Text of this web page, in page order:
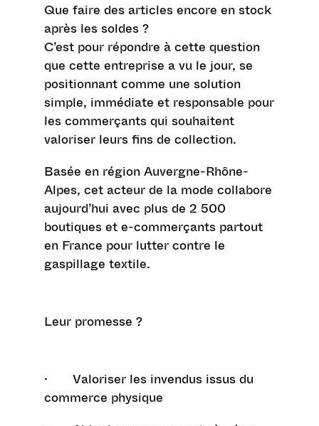
Que faire des articles encore en stock
après les soldes ?
C’est pour répondre à cette question
que cette entreprise a vu le jour, se
positionnant comme une solution
simple, immédiate et responsable pour
les commerçants qui souhaitent
valoriser leurs fins de collection.
Basée en région Auvergne-Rhône-
Alpes, cet acteur de la mode collabore
aujourd’hui avec plus de 2 500
boutiques et e-commerçants partout
en France pour lutter contre le
gaspillage textile.
Leur promesse ?
· Valoriser les invendus issus du
commerce physique